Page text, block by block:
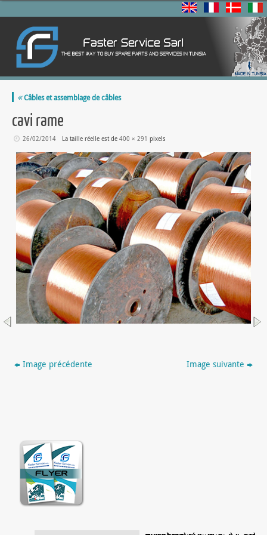
«Câbles et assemblage de câbles
cavi rame
26/02/2014 La taille réelle est de400 × 291 pixels
Image précédente Image suivante